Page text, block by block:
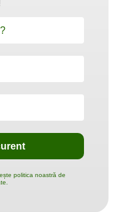
politica noastră de